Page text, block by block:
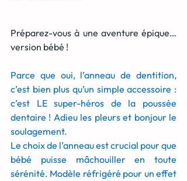
Préparez-vous à une aventure épique…
version bébé !
Parce que oui, l’anneau de dentition,
c’est bien plus qu’un simple accessoire :
c’est LE super-héros de la poussée
dentaire ! Adieu les pleurs et bonjour le
soulagement.
Le choix de l’anneau est crucial pour que
bébé puisse mâchouiller en toute
sérénité. Modèle réfrigéré pour un effet